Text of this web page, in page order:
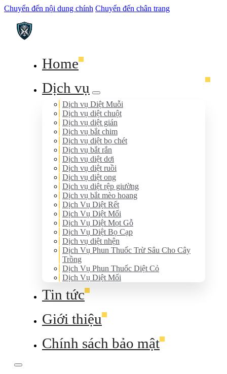
Chuyển đến nội dung chính Chuyển đến chân trang
Home
Dịch vụ
Dịch vụ Diệt Muỗi
Dịch vụ diệt chuột
Dịch vụ diệt gián
Dịch vụ bắt chim
Dịch vụ diệt bọ chét
Dịch vụ bắt rắn
Dịch vụ diệt dơi
Dịch vụ diệt ruồi
Dịch vụ diệt ong
Dịch vụ diệt rệp giường
Dịch vụ bắt mèo hoang
Dịch Vụ Diệt Rết
Dịch Vụ Diệt Mối
Dịch Vụ Diệt Mọt Gỗ
Dịch Vụ Diệt Bọ Cạp
Dịch vụ diệt nhện
Dịch Vụ Phun Thuốc Trừ Sâu Cho Cây
Trồng
Dịch Vụ Phun Thuốc Diệt Cỏ
Dịch Vụ Diệt Mối
Tin tức
Giới thiệu
Chính sách bảo mật